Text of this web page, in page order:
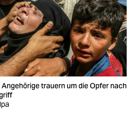
trauern um die Opfer nach